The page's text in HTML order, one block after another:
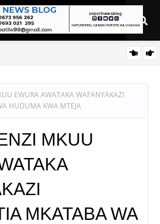
EWURA AWATAKA WAFANYAKAZI
HUDUMA KWA MTEJA
MKUU
MKATABA WA